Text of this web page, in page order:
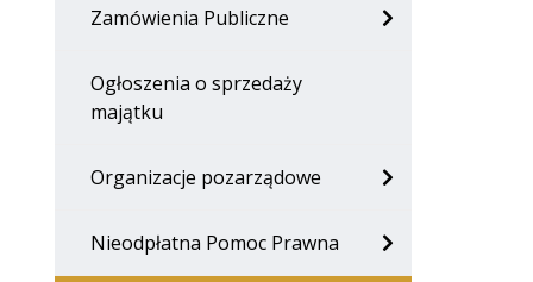
Zamówienia Publiczne
Ogłoszenia o sprzedaży
majątku
Organizacje pozarządowe
Nieodpłatna Pomoc Prawna